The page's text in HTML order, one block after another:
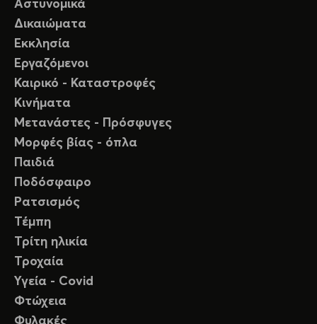
Αστυνομικά
Δικαιώματα
Εκκλησία
Εργαζόμενοι
Καιρικό - Καταστροφές
Κινήματα
Μετανάστες - Πρόσφυγες
Μορφές βίας - όπλα
Παιδιά
Ποδόσφαιρο
Ρατσισμός
Τέμπη
Τρίτη ηλικία
Τροχαία
Υγεία - Covid
Φτώχεια
Φυλακές